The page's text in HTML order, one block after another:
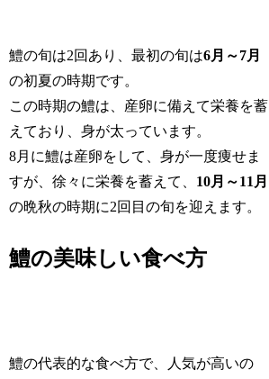
鱧の旬は2回あり、最初の旬は6月～7月
の初夏の時期です。
この時期の鱧は、産卵に備えて栄養を蓄
えており、身が太っています。
8月に鱧は産卵をして、身が一度痩せま
すが、徐々に栄養を蓄えて、 10月～11月
の晩秋の時期に2回目の旬を迎えます。
鱧の美味しい食べ方
鱧の代表的な食べ方で、人気が高いの